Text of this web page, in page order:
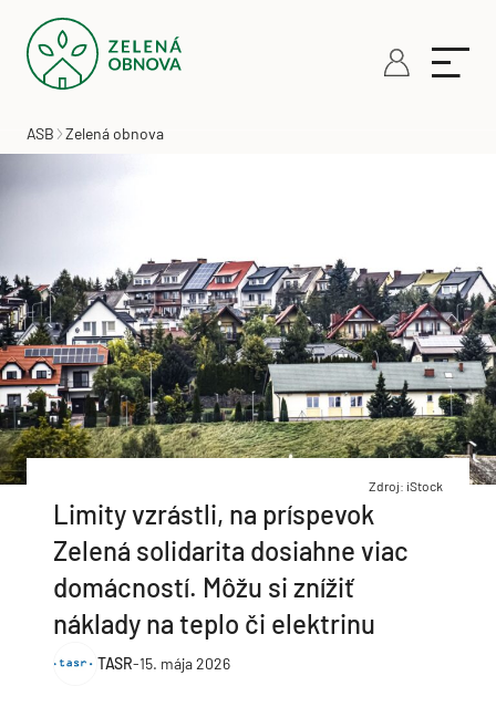
ASB Zelená obnova
Zdroj: iStock
Limity vzrástli, na príspevok
Zelená solidarita dosiahne viac
domácností. Môžu si znížiť
náklady na teplo či elektrinu
TASR-15. mája 2026